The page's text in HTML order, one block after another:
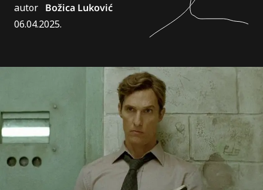
autor Božica Luković
06.04.2025.